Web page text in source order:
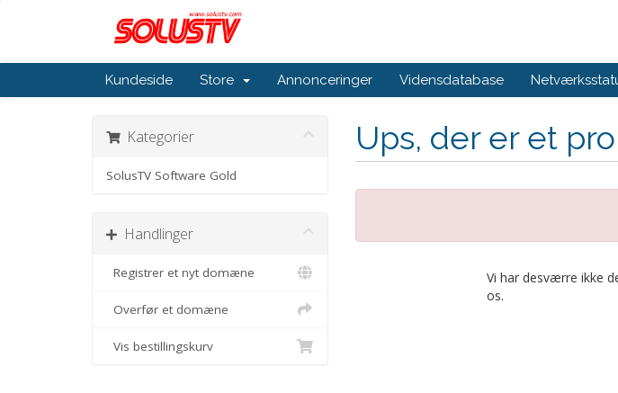
Kundeside Store Annonceringer Vidensdatabase
Kategorier
SolusTV Software Gold
Handlinger
Registrer et nyt domæne
Overfør et domæne
Vis bestillingskurv
Ups, der er et
Vi har desværre ikke
os.